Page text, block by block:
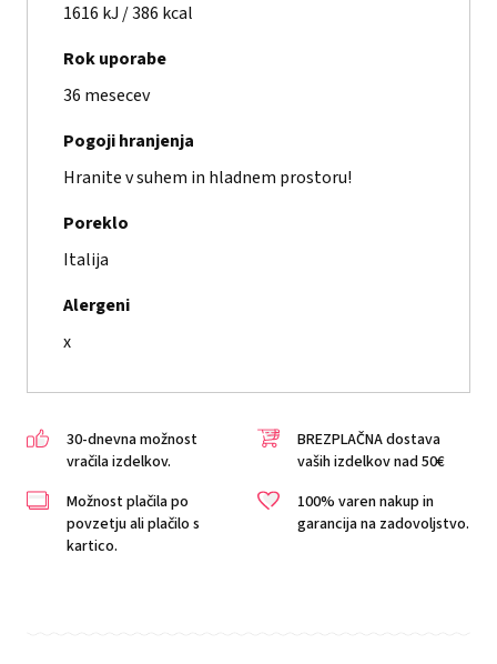
1616 kJ / 386 kcal
Rok uporabe
36 mesecev
Pogoji hranjenja
Hranite v suhem in hladnem prostoru!
Poreklo
Italija
Alergeni
x
30-dnevna možnost
vračila izdelkov.
BREZPLAČNA dostava
vaših izdelkov nad 50€
Možnost plačila po
povzetju ali plačilo s
kartico.
100% varen nakup in
garancija na zadovoljstvo.